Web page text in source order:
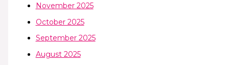
November 2025
October 2025
September 2025
August 2025